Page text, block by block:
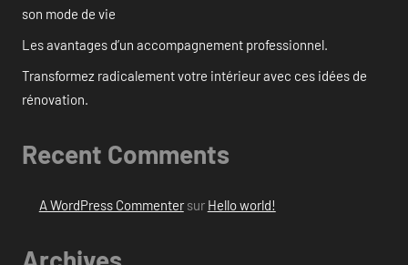
son mode de vie
Les avantages d’un accompagnement professionnel.
Transformez radicalement votre intérieur avec ces idées de
rénovation.
Recent Comments
A WordPress Commentersur Hello world!